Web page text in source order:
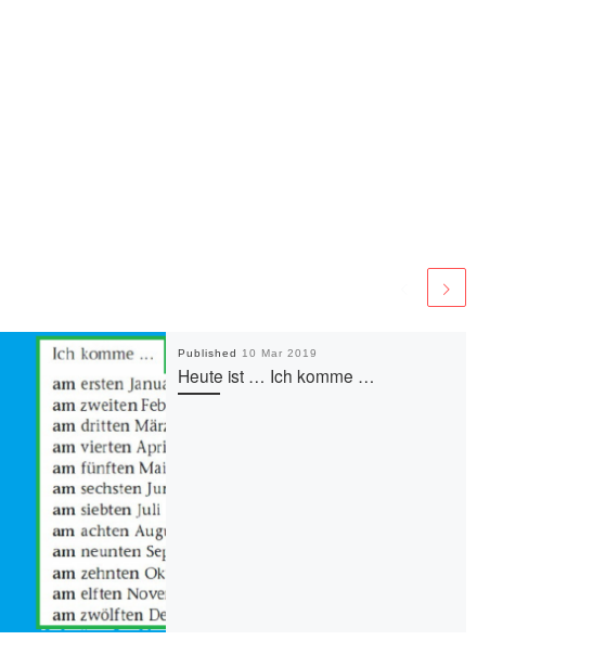
Published 10 Mar 2019
Heute ist … Ich komme …